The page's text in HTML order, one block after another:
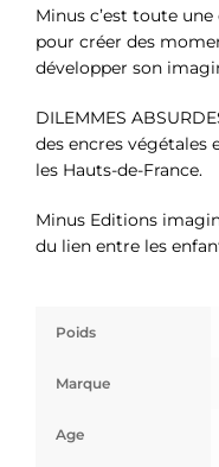
Minus c’est toute
pour créer des
développer son
DILEMMES
des encres végétales
les Hauts-de-France.
Minus Editions
du lien entre les
Poids
Marque
Age